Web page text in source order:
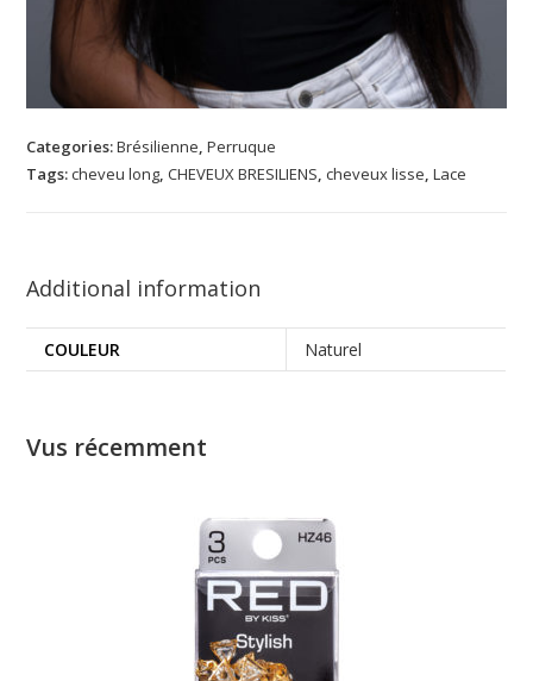
Categories:Brésilienne,Perruque
Tags:cheveu long,CHEVEUX BRESILIENS,cheveux lisse,Lace
Additional information
COULEUR Naturel
Vus récemment